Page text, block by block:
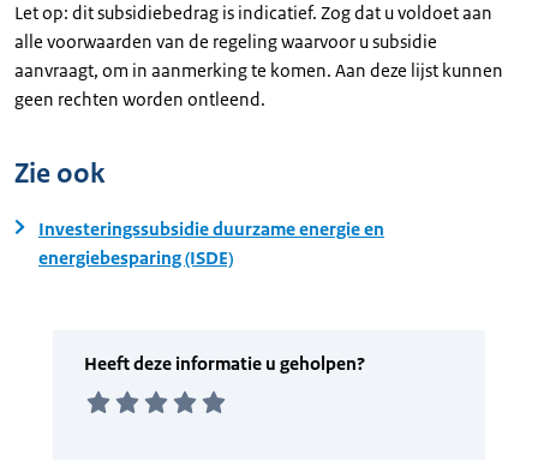
Let op: dit subsidiebedrag is indicatief. Zog dat u voldoet aan
alle voorwaarden van de regeling waarvoor u subsidie
aanvraagt, om in aanmerking te komen. Aan deze lijst kunnen
geen rechten worden ontleend.
Zie ook
Investeringssubsidie duurzame energie en
energiebesparing (ISDE)